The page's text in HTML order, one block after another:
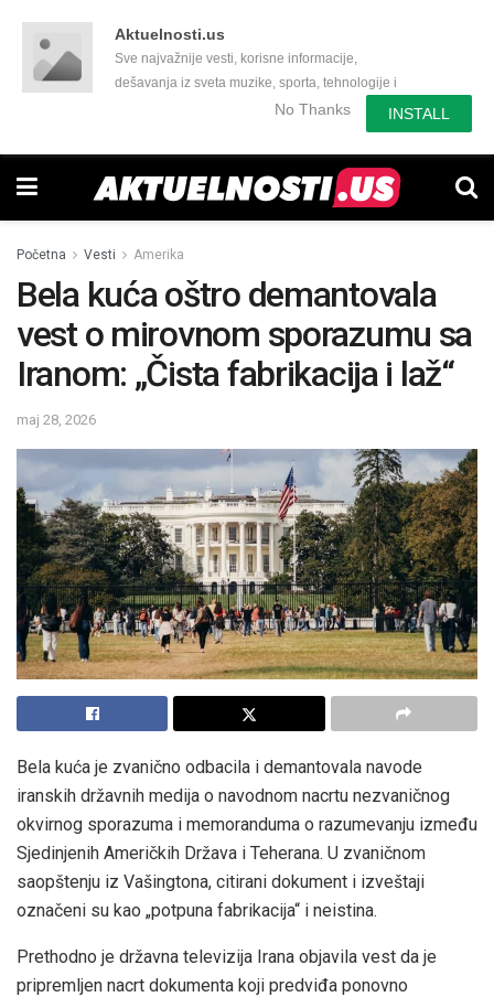
Aktuelnosti.us
Sve najvažnije vesti, korisne informacije,
dešavanja iz sveta muzike, sporta, tehnologije i
još mnogo toga zanimljivog.No Thanks INSTALL
Početna Vesti Amerika
Bela kuća oštro demantovala
vest o mirovnom sporazumu sa
Iranom: „Čista fabrikacija i laž“
maj 28, 2026
Bela kuća je zvanično odbacila i demantovala navode
iranskih državnih medija o navodnom nacrtu nezvaničnog
okvirnog sporazuma i memoranduma o razumevanju između
Sjedinjenih Američkih Država i Teherana. U zvaničnom
saopštenju iz Vašingtona, citirani dokument i izveštaji
označeni su kao „potpuna fabrikacija“ i neistina.
Prethodno je državna televizija Irana objavila vest da je
pripremljen nacrt dokumenta koji predviđa ponovno